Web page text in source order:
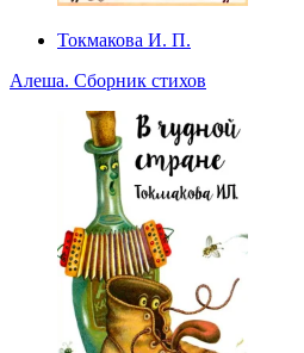
Токмакова И. П.
Алеша. Сборник стихов